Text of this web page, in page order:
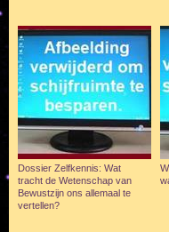
Dossier Zelfkennis: Wat
tracht de Wetenschap van
Bewustzijn ons allemaal te
vertellen?